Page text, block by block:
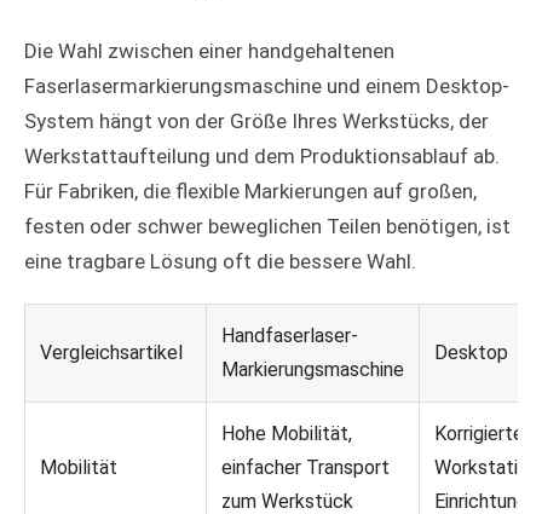
Die Wahl zwischen einer handgehaltenen
Faserlasermarkierungsmaschine und einem Desktop-
System hängt von der Größe Ihres Werkstücks, der
Werkstattaufteilung und dem Produktionsablauf ab.
Für Fabriken, die flexible Markierungen auf großen,
festen oder schwer beweglichen Teilen benötigen, ist
eine tragbare Lösung oft die bessere Wahl.
Vergleichsartikel
Handfaserlaser-
Markierungsmaschine
Desktop
Mobilität
Hohe Mobilität,
einfacher Transport
zum Werkstück
Korrigierte
Einrichtung